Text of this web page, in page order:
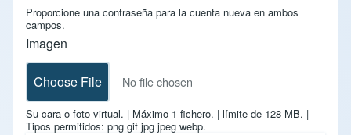
Proporcione una contraseña para la cuenta nueva en ambos
campos.
Imagen
Choose File No file chosen
Su cara o foto virtual. | Máximo 1 fichero. | límite de 128 MB. |
Tipos permitidos: png gif jpg jpeg webp.